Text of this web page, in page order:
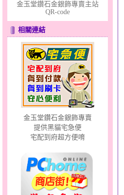
幸福祈願～金銀鋼套鍊
金玉堂鑽石金銀飾專賣主站
QR-code
相關連結
金玉堂鑽石金銀飾專賣
提供黑貓宅急便
宅配到府超方便唷